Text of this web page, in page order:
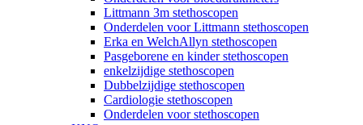
Littmann 3m stethoscopen
Onderdelen voor Littmann stethoscopen
Erka en WelchAllyn stethoscopen
Pasgeborene en kinder stethoscopen
enkelzijdige stethoscopen
Dubbelzijdige stethoscopen
Cardiologie stethoscopen
Onderdelen voor stethoscopen